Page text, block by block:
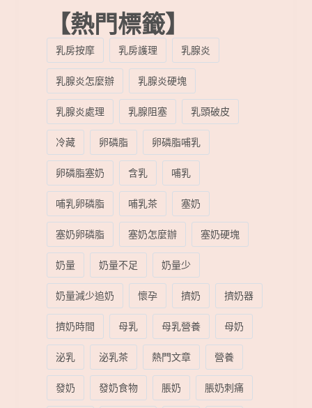
【熱門標籤】
乳房按摩 乳房護理
乳腺炎
乳腺炎怎麼辦
乳腺炎硬塊
乳腺炎處理
乳腺阻塞
乳頭破皮
冷藏
卵磷脂
卵磷脂哺乳
卵磷脂塞奶
含乳
哺乳
哺乳卵磷脂
哺乳茶
塞奶
塞奶卵磷脂
塞奶怎麼辦
塞奶硬塊
奶量
奶量不足
奶量少
奶量減少追奶
懷孕 擠奶
擠奶器
擠奶時間
母乳 母乳營養
母奶
泌乳
泌乳茶 熱門文章
營養
發奶
發奶食物 脹奶
脹奶刺痛